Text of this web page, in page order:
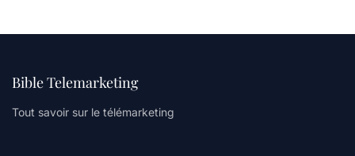
Bible Telemarketing
Tout savoir sur le télémarketing